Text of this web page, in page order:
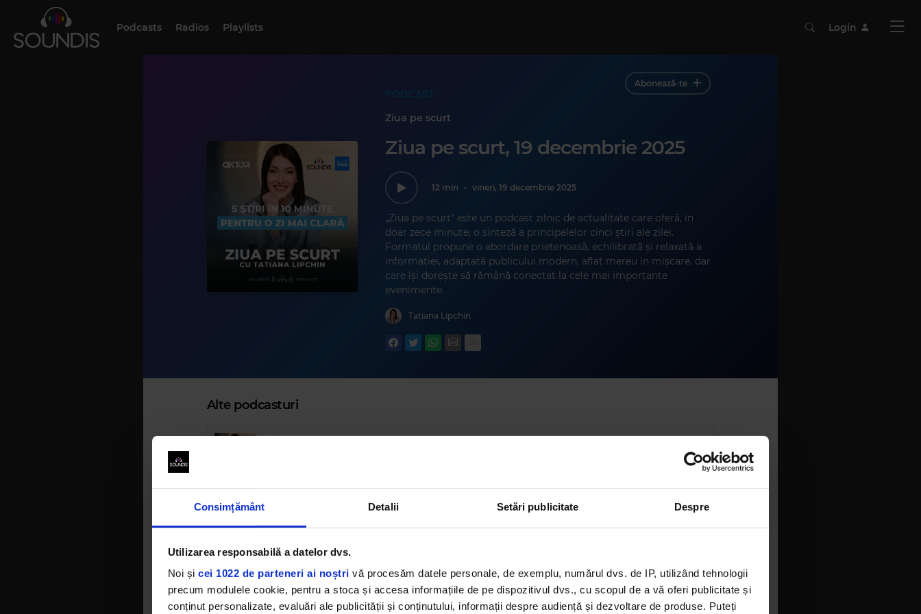
Consimțământ Detalii Setări publicitate Despre
Utilizarea responsabilă a datelor dvs.
Noi și cei 1022 de parteneri ai noștri vă procesăm datele personale, de exemplu, numărul dvs. de IP, utilizând tehnologii
precum modulele cookie, pentru a stoca și accesa informațiile de pe dispozitivul dvs., cu scopul de a vă oferi publicitate și
conținut personalizate, evaluări ale publicității și conținutului, informații despre audiență și dezvoltare de produse. Puteți
Podcasts Radios Playlists Login
Ziua pe scurt
Ziua pe scurt, 19 decembrie 2025
12 min • vineri, 19 decembrie 2025
„Ziua pe scurt” este un podcast zilnic de actualitate care oferă, în
doar zece minute, o sinteză a principalelor cinci știri ale zilei.
Formatul propune o abordare prietenoasă, echilibrată și relaxată a
informației, adaptată publicului modern, aflat mereu în mișcare, dar
care își dorește să rămână conectat la cele mai importante
evenimente.
Tatiana Lipchin
Abonează-te
Alte podcasturi
Ziua pe scurt, 30 decembrie 2025
12 min
Ziua pe scurt, 29 decembrie 2025
16 min • luni, 29 decembrie 2025